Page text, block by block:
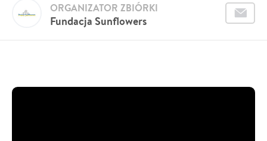
Fundacja Sunflowers
ORGANIZATOR ZBIÓRKI